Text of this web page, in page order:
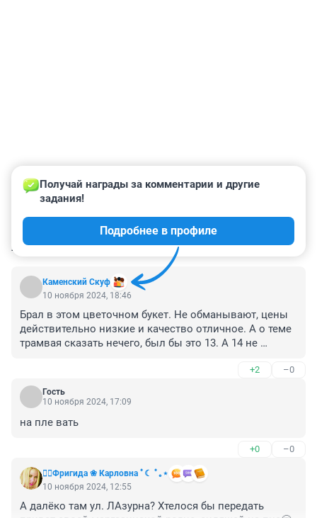
КОММЕНТАРИИ 18
Каменский Скуф
Получай награды за комментарии и другие
задания!
Подробнее в профиле
10 ноября 2024, 18:46
Брал в этом цветочном букет. Не обманывают, цены
действительно низкие и качество отличное. А о теме
трамвая сказать нечего, был бы это 13. А 14 не
+2 –0
Гость
10 ноября 2024, 17:09
на пле вать
+0 –0
❤️‍🔥Фригида ❀ Карловна ﾟ☾ ﾟ｡⋆
10 ноября 2024, 12:55
А далёко там ул. ЛАзурна? Хтелося бы передать